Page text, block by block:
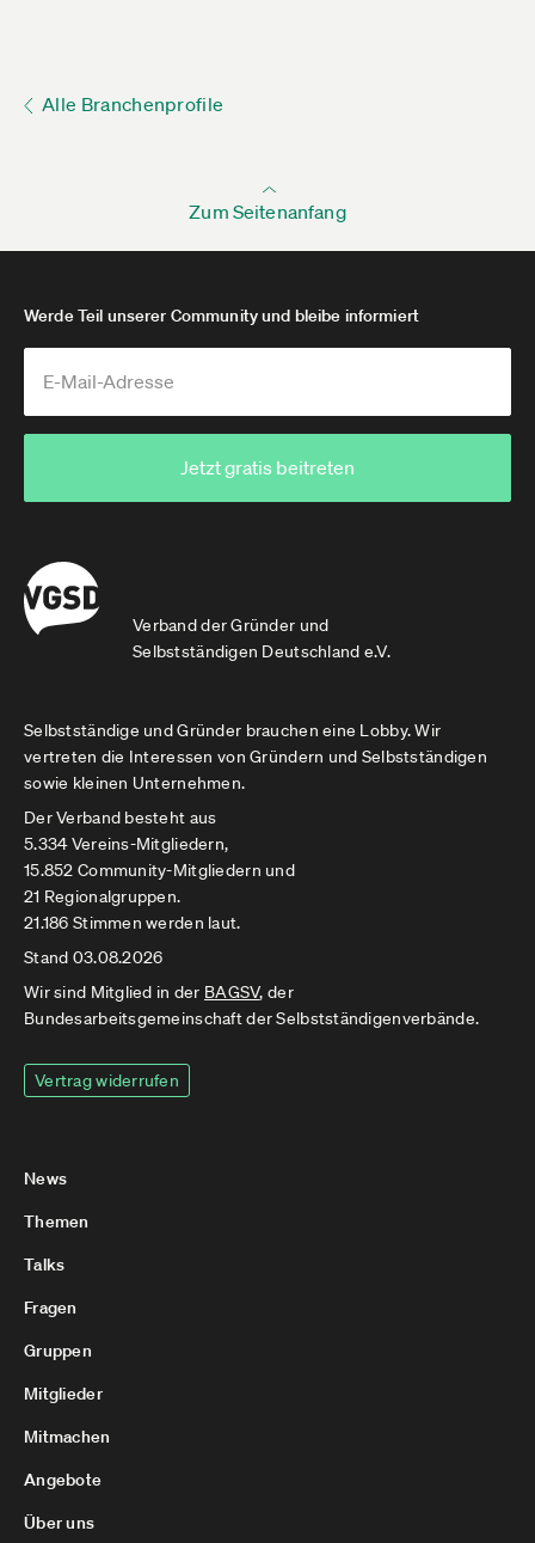
Alle Branchenprofile
Zum Seitenanfang
Verband der Gründer und
Selbstständigen Deutschland e.V.
Werde Teil unserer Community und bleibe informiert
Jetzt gratis beitreten
Selbstständige und Gründer brauchen eine Lobby. Wir
vertreten die Interessen von Gründern und Selbstständigen
sowie kleinen Unternehmen.
Der Verband besteht aus
5.334 Vereins-Mitgliedern,
15.852 Community-Mitgliedern und
21 Regionalgruppen.
21.186 Stimmen werden laut.
Stand 03.08.2026
Wir sind Mitglied in der BAGSV, der
Bundesarbeitsgemeinschaft der Selbstständigenverbände.
Vertrag widerrufen
News
Themen
Talks
Fragen
Gruppen
Mitglieder
Mitmachen
Angebote
Über uns